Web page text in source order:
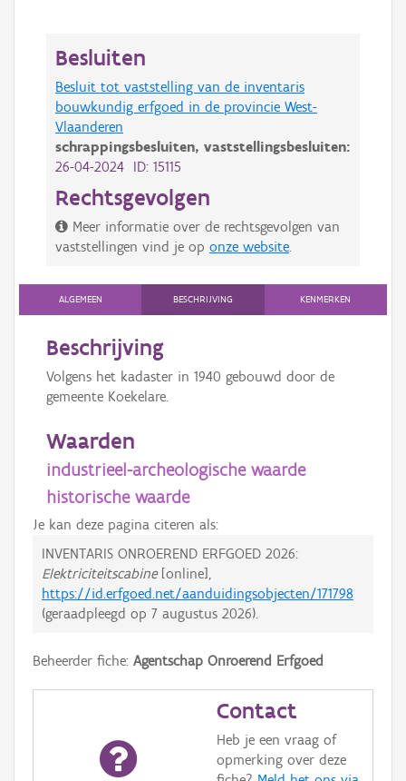
Besluiten
Besluit tot vaststelling van de inventaris
bouwkundig erfgoed in de provincie West-
Vlaanderen
schrappingsbesluiten, vaststellingsbesluiten:
26-04-2024 ID: 15115
Rechtsgevolgen
Meer informatie over de rechtsgevolgen van
vaststellingen vind je op onze website
ALGEMEEN BESCHRIJVING KENMERKEN
Beschrijving
Volgens het kadaster in 1940 gebouwd door de
gemeente Koekelare.
Waarden
industrieel-archeologische waarde
historische waarde
Je kan deze pagina citeren als:
INVENTARIS ONROEREND ERFGOED 2026:
Elektriciteitscabine[online],
https://id.erfgoed.net/aanduidingsobjecten/171798
(geraadpleegd op 7 augustus 2026).
Beheerder fiche: Agentschap Onroerend Erfgoed
Contact
Heb je een vraag of
opmerking over deze